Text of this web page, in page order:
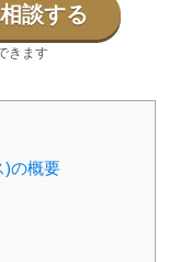
談する
きます
)の概要